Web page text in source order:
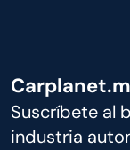
Suscríbete al
industria